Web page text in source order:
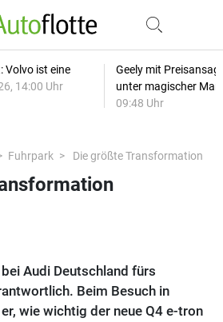
Volvo ist eine
14:00 Uhr
Geely mit
unter magischer
09:48 Uhr
Fuhrpark Die größte Transformation
Audi Deutschland fürs
Beim Besuch in
wie wichtig der neue Q4 e-tron